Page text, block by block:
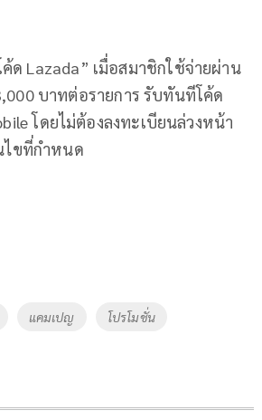
ด Lazada” เมื่อสมาชิกใช้จ่ายผ่าน
บาทต่อรายการ รับทันทีโค้ด
โดยไม่ต้องลงทะเบียนล่วงหน้า
ไขที่กำหนด
แคมเปญ โปรโมชั่น